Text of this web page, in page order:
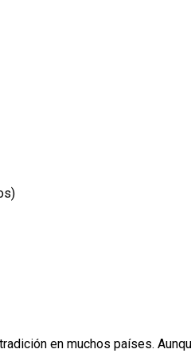
en muchos países.